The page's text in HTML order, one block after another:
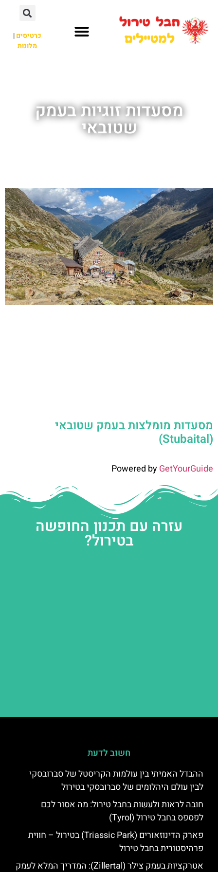
כרטיסים|
מלונות
מסעדות זוגיות בעמק
שטובאי
מסעדות מומלצות בעמק שטובאי
(Stubaital)
Powered byGetYourGuide
עזרה עם תכנון החופשה
בטירול?
חשוב לדעת
ההבדל האמיתי בין עולמות הקריסטל של סברובסקי
לבין עולם היהלומים של סברובסקי בטירול
חובה לראות ולעשות בחבל טירול: מה אסור לכם
לפספס בחבל טירול (Tyrol)
פארק הדינוזאורים (Triassic Park) בטירול – חווית
פרהיסטורית בחבל טירול
אטרקציות בעמק צילר (Zillertal): המדריך המלא לעמק